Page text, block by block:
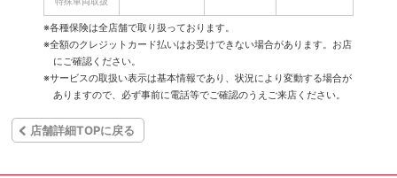
※各種保険は全店舗で取り扱っております。
※全額のクレジットカード払いはお受けできない場合があります。お店
にご確認ください。
※サービスの取扱い表示は基本情報であり、状況により変動する場合が
ありますので、必ず事前に電話等でご確認のうえご来店ください。
店舗詳細TOPに戻る